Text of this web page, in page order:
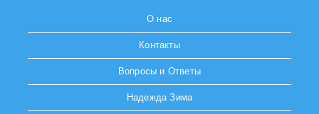
О нас
Контакты
Вопросы и Ответы
Надежда Зима